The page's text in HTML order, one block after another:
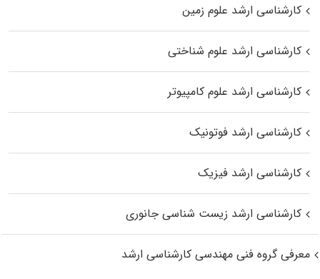
کارشناسی ارشد علوم زمین
کارشناسی ارشد علوم شناختی
کارشناسی ارشد علوم کامپیوتر
کارشناسی ارشد فوتونیک
کارشناسی ارشد فیزیک
کارشناسی ارشد زیست‌ شناسی جانوری
معرفی گروه فنی مهندسی کارشناسی ارشد